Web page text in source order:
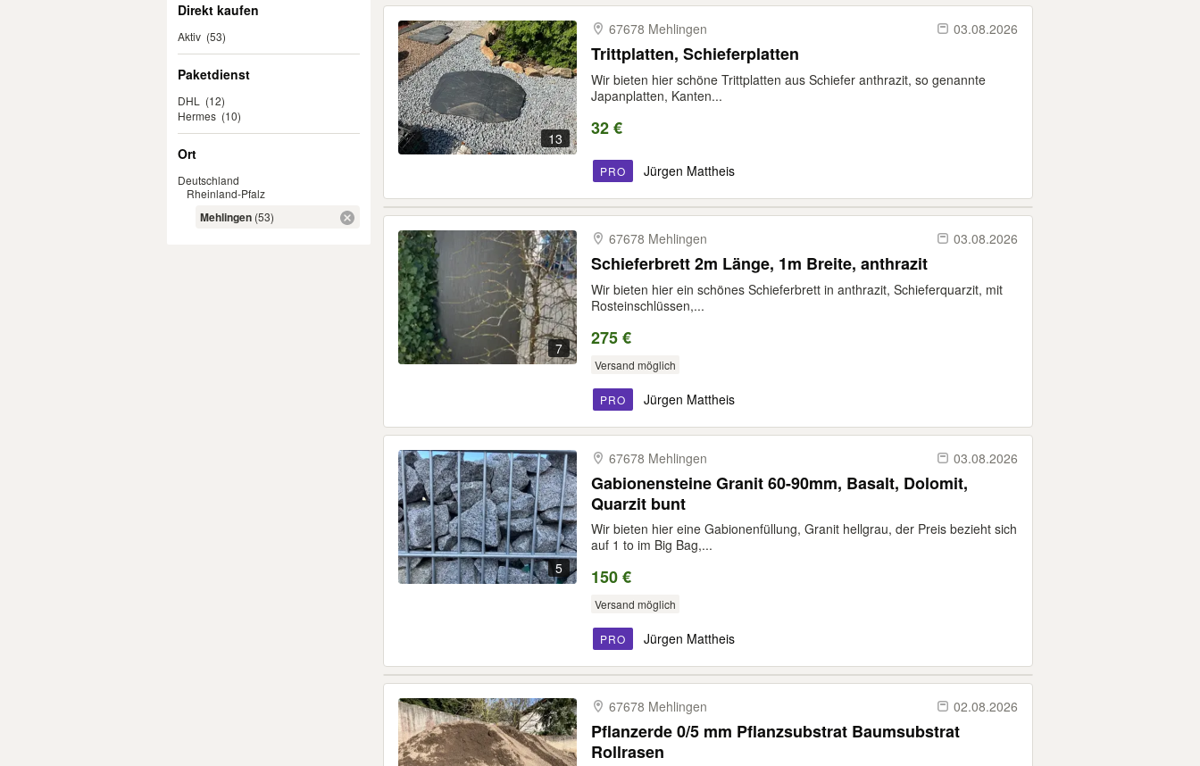
Direkt kaufen
Aktiv (53)
Paketdienst
DHL
(12)
Hermes (10)
Ort
Deutschland
Rheinland-Pfalz
Mehlingen (53)
13
67678 Mehlingen 03.08.2026
Trittplatten, Schieferplatten
Wir bieten hier schöne Trittplatten aus Schiefer anthrazit, so genannte
Japanplatten, Kanten...
32 €
PRO Jürgen Mattheis
7
67678 Mehlingen 03.08.2026
Schieferbrett 2m Länge, 1m Breite, anthrazit
Wir bieten hier ein schönes Schieferbrett in anthrazit, Schieferquarzit, mit
Rosteinschlüssen,...
275 €
Versand möglich
PRO Jürgen Mattheis
5
67678 Mehlingen 03.08.2026
Gabionensteine Granit 60-90mm, Basalt, Dolomit,
Quarzit bunt
Wir bieten hier eine Gabionenfüllung, Granit hellgrau, der Preis bezieht sich
auf 1 to im Big Bag,...
150 €
Versand möglich
PRO Jürgen Mattheis
67678 Mehlingen 02.08.2026
Pflanzerde 0/5 mm Pflanzsubstrat Baumsubstrat
Rollrasen